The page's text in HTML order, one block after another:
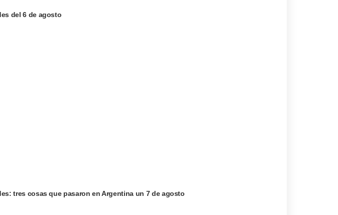
del 6 de agosto
tres cosas que pasaron en Argentina un 7 de agosto